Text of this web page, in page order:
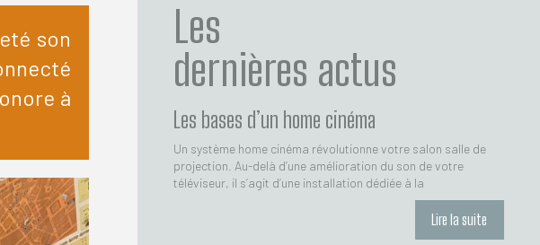
son
à
Les
dernières actus
Les bases d’un home cinéma
Un système home cinéma révolutionne votre salon salle de
projection. Au-delà d’une amélioration du son de votre
téléviseur, il s’agit d’une installation dédiée à la
Lire la suite